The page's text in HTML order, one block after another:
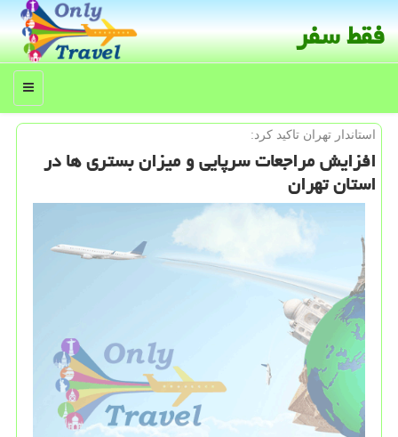
فقط سفر
منو
استاندار تهران تاكید كرد:
افزایش مراجعات سرپایی و میزان بستری ها در
استان تهران